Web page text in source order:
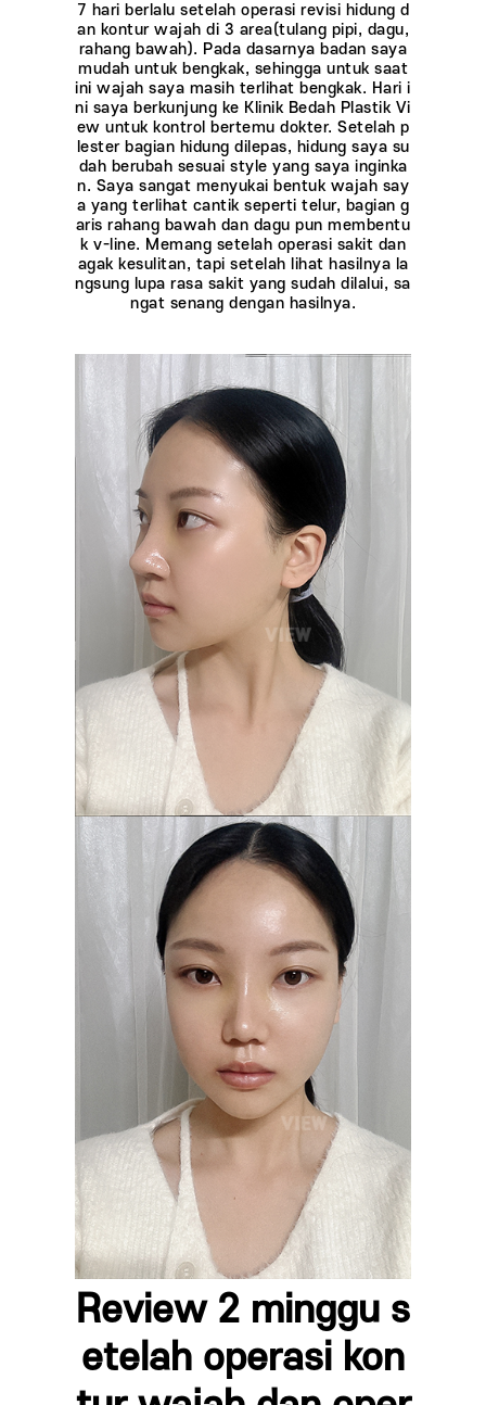
7 hari berlalu setelah operasi revisi hidung d
an kontur wajah di 3 area(tulang pipi, dagu,
rahang bawah). Pada dasarnya badan saya
mudah untuk bengkak, sehingga untuk saat
ini wajah saya masih terlihat bengkak. Hari i
ni saya berkunjung ke Klinik Bedah Plastik Vi
ew untuk kontrol bertemu dokter. Setelah p
lester bagian hidung dilepas, hidung saya su
dah berubah sesuai style yang saya inginka
n. Saya sangat menyukai bentuk wajah say
a yang terlihat cantik seperti telur, bagian g
aris rahang bawah dan dagu pun membentu
k v-line. Memang setelah operasi sakit dan
agak kesulitan, tapi setelah lihat hasilnya la
ngsung lupa rasa sakit yang sudah dilalui, sa
ngat senang dengan hasilnya.
Review 2 minggu s
etelah operasi kon